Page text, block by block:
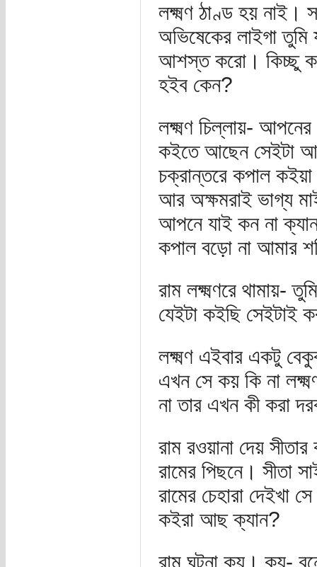
লক্ষ্মণ ঠাণ্ড হয় নাই।
অভিষেকের লাইগা
আশস্ত করো। কিচ্ছু
হইব কেন?
লক্ষ্মণ চিল্লায়-
কইতে আছেন সেইটা
চক্রান্তরে কপাল কইয়া
আর অক্ষমরাই ভাগ্য
আপনে যাই কন না
কপাল বড়ো না আমার
রাম লক্ষ্মণরে থামায়-
যেইটা কইছি সেইটাই
লক্ষ্মণ এইবার একটু
এখন সে কয় কি না
না তার এখন কী করা
রাম রওয়ানা দেয়
রামের পিছনে। সীতা
রামের চেহারা দেইখা
কইরা আছ ক্যান?
রাম ঘটনা কয়। কয়-